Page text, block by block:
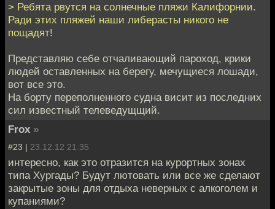
> Ребята рвутся на солнечные пляжи Калифорнии.
Ради этих пляжей наши либерасты никого не
пощадят!
Представляю себе отчаливающий пароход, крики
людей оставленных на берегу, мечущиеся лошади,
вот все это.
На борту переполненного судна висит из последних
сил известный телеведущщий.
Frox »
#23 | 23.12.12 21:35
интересно, как это отразится на курортных зонах
типа Хургады? Будут лютовать или все же сделают
закрытые зоны для отдыха неверных с алкоголем и
купаниями?